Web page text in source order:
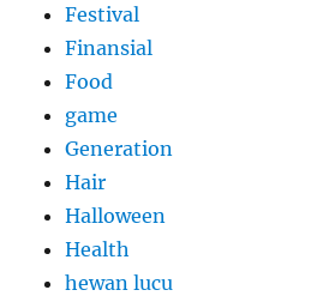
Festival
Finansial
Food
game
Generation
Hair
Halloween
Health
hewan lucu